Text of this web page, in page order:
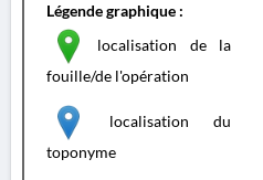
Légende graphique :
localisation de la
fouille/de l'opération
localisation du
toponyme